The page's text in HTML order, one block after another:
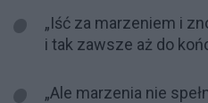
„Iść za marzeniem i
i tak zawsze aż do
„Ale marzenia nie